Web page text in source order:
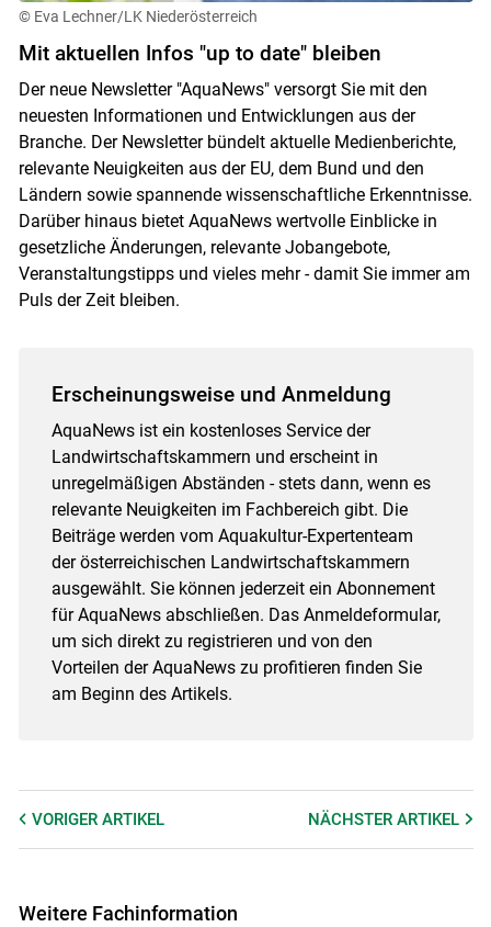
Skip to main content
© Eva Lechner/LK Niederösterreich
Mit aktuellen Infos "up to date" bleiben
Der neue Newsletter "AquaNews" versorgt Sie mit den
neuesten Informationen und Entwicklungen aus der
Branche. Der Newsletter bündelt aktuelle Medienberichte,
relevante Neuigkeiten aus der EU, dem Bund und den
Ländern sowie spannende wissenschaftliche Erkenntnisse.
Darüber hinaus bietet AquaNews wertvolle Einblicke in
gesetzliche Änderungen, relevante Jobangebote,
Veranstaltungstipps und vieles mehr - damit Sie immer am
Puls der Zeit bleiben.
Erscheinungsweise und Anmeldung
AquaNews ist ein kostenloses Service der
Landwirtschaftskammern und erscheint in
unregelmäßigen Abständen - stets dann, wenn es
relevante Neuigkeiten im Fachbereich gibt. Die
Beiträge werden vom Aquakultur-Expertenteam
der österreichischen Landwirtschaftskammern
ausgewählt. Sie können jederzeit ein Abonnement
für AquaNews abschließen. Das Anmeldeformular,
um sich direkt zu registrieren und von den
Vorteilen der AquaNews zu profitieren finden Sie
am Beginn des Artikels.
VORIGER ARTIKEL NÄCHSTERARTIKEL
Weitere Fachinformation